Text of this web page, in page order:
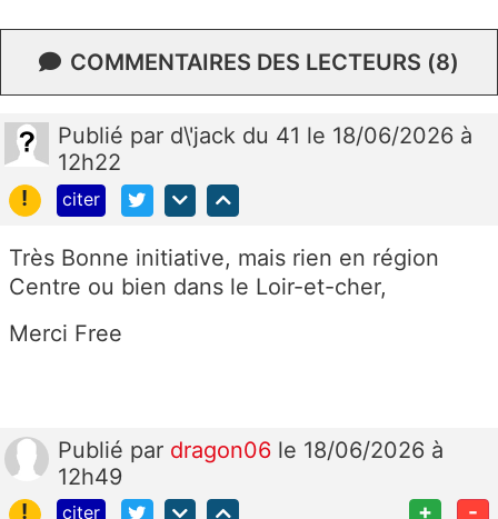
COMMENTAIRES DES LECTEURS (8)
Publié par d\'jack du 41 le 18/06/2026 à
12h22
!
citer
Très Bonne initiative, mais rien en région
Centre ou bien dans le Loir-et-cher,
Merci Free
Publié par dragon06 le 18/06/2026 à
12h49
!
citer + -